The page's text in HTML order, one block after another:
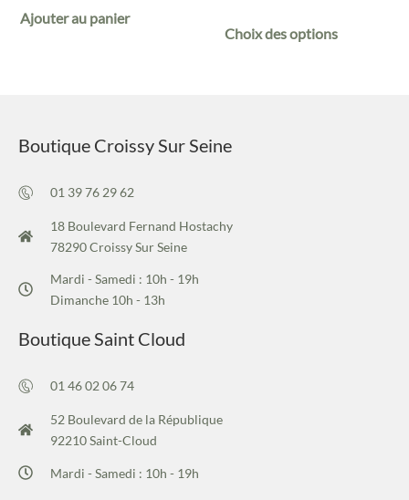
Ajouter au panier
Choix des options
Boutique Croissy Sur Seine
01 39 76 29 62
18 Boulevard Fernand Hostachy
78290 Croissy Sur Seine
Mardi - Samedi : 10h - 19h
Dimanche 10h - 13h
Boutique Saint Cloud
01 46 02 06 74
52 Boulevard de la République
92210 Saint-Cloud
Mardi - Samedi : 10h - 19h